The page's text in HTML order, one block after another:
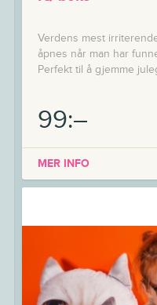
Verdens mest
åpnes når man har
Perfekt til å gjemme
99:–
MER INFO